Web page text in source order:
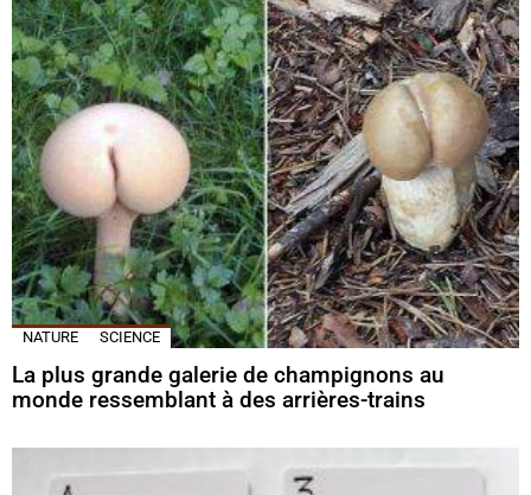
NATURE SCIENCE
La plus grande galerie de champignons au
monde ressemblant à des arrières-trains